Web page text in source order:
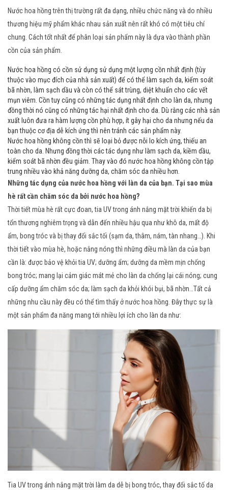
Nước hoa hồng trên thị trường rất đa dạng, nhiều chức năng và do nhiều
thương hiệu mỹ phẩm khác nhau sản xuất nên rất khó có một tiêu chí
chung. Cách tốt nhất để phân loại sản phẩm này là dựa vào thành phần
cồn của sản phẩm.
Nước hoa hồng có cồn sử dụng sử dụng một lượng cồn nhất định (tùy
thuộc vào mục đích của nhà sản xuất) để có thể làm sạch da, kiểm soát
bã nhờn, làm sạch dầu và còn có thể sát trùng, diệt khuẩn cho các vết
mụn viêm. Cồn tuy cũng có những tác dụng nhất định cho làn da, nhưng
đồng thời nó cũng có những tác hại nhất định cho da. Dù rằng các nhà sản
xuất luôn đưa ra hàm lượng cồn phù hợp, ít gây hại cho da nhưng nếu da
bạn thuộc cơ địa dễ kích ứng thì nên tránh các sản phẩm này.
Nước hoa hồng không cồn thì sẽ loại bỏ được nỗi lo kích ứng, thiếu an
toàn cho da. Nhưng đồng thời các tác dụng như làm sạch da, kiềm dầu,
kiểm soát bã nhờn đều giảm. Thay vào đó nước hoa hồng không cồn tập
trung nhiều vào khả năng dưỡng da, chăm sóc da nhiều hơn.
Những tác dụng của nước hoa hồng với làn da của bạn. Tại sao mùa
hè rất cần chăm sóc da bởi nước hoa hồng?
Thời tiết mùa hè rất cực đoan, tia UV trong ánh nắng mặt trời khiến da bị
tổn thương nghiêm trọng và dẫn đến nhiều hậu qua như khô da, mất độ
ẩm, bong tróc và bị thay đổi sắc tối (sạm da, thâm, nám, tàn nhang…). Khi
thời tiết vào mùa hè, hoặc nắng nóng thì những điều mà làn da của bạn
cần là: được bảo vệ khỏi tia UV; dưỡng ẩm; dưỡng da mềm mịn chống
bong tróc; mang lại cảm giác mát mẻ cho làn da chống lại cái nóng; cung
cấp dưỡng ẩm chăm sóc da; làm sạch da khỏi khói bụi, bã nhờn…Tất cả
những nhu cầu này đều có thể tìm thấy ở nước hoa hồng. Đây thực sự là
một sản phẩm đa năng mang tới nhiều lợi ích cho làn da như:
Tia UV trong ánh nắng mặt trời làm da dễ bị bong tróc, thay đổi sắc tố da